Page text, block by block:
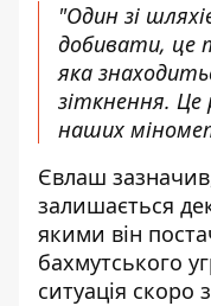
"Один зі
добивати, це
яка
зіткнення. Це
наших
Євлаш
залишається
якими він
бахмутського
ситуація скоро